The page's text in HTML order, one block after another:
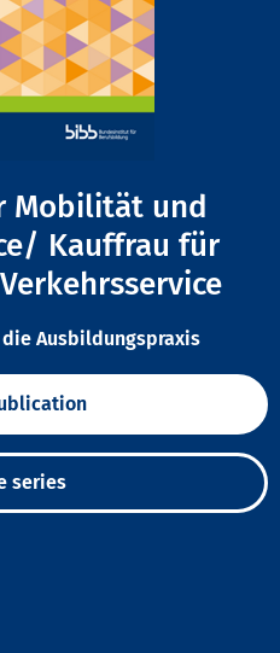
Mobilität und
Kauffrau für
Ausbildungspraxis
series